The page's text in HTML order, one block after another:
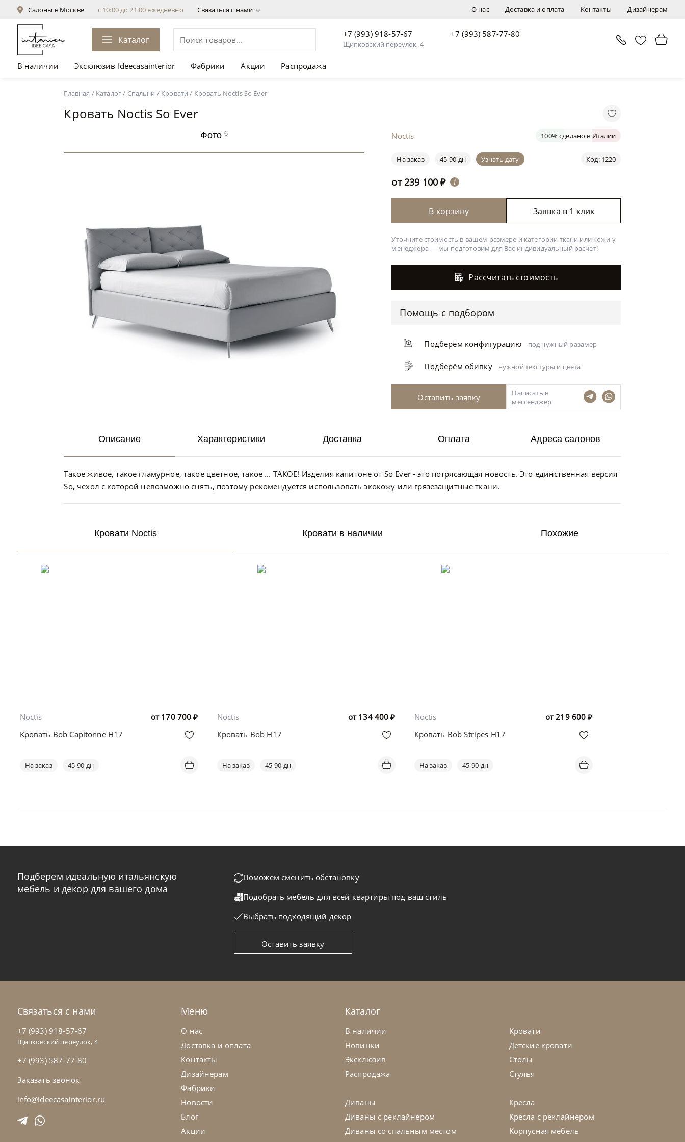
О нас Доставка и оплата Контакты Дизайнерам
Салоны в Москве с 10:00 до 21:00 ежедневно Связаться с нами
Каталог
+7 (993) 918-57-67
Щипковский переулок, 4
+7 (993) 587-77-80
В наличии Эксклюзив Ideecasainterior Фабрики Акции Распродажа
Главная / Каталог/ Спальни / Кровати / Кровать Noctis So Ever
Кровать Noctis So Ever
Фото6 Noctis 100% сделано в Италии
Код: 1220
На заказ 45-90 дн Узнать дату
от239 100 ₽ i
В корзину Заявка в 1 клик
Уточните стоимость в вашем размере и категории ткани или кожи у
менеджера — мы подготовим для Вас индивидуальный расчет!
Рассчитать стоимость
Помощь с подбором
Подберём конфигурацию под нужный разамер
Подберём обивку нужной текстуры и цвета
Оставить заявку
Написать в
мессенджер
Описание
Такое живое, такое гламурное, такое цветное, такое ... ТАКОЕ! Изделия капитоне от So Ever - это потрясающая новость. Это единственная версия
So, чехол с которой невозможно снять, поэтому рекомендуется использовать экокожу или грязезащитные ткани.
Характеристики Доставка Оплата Адреса салонов
Кровати Noctis
от 170 700 ₽
Noctis
Кровать Bob Capitonne H17
На заказ 45-90 дн
от 134 400 ₽
Noctis
Кровать Bob H17
На заказ 45-90 дн
от219 600 ₽
Noctis
Кровать Bob Stripes H17
На заказ 45-90 дн
Кровати в наличии Похожие
Подберем идеальную итальянскую
мебель и декор для вашего дома
Поможем сменить обстановку
Подобрать мебель для всей квартиры под ваш стиль
Выбрать подходящий декор
Оставить заявку
Связаться с нами
+7 (993) 918-57-67
Щипковский переулок, 4
+7 (993) 587-77-80
Заказать звонок
info@ideecasainterior.ru
Меню
О нас
Доставка и оплата
Контакты
Дизайнерам
Фабрики
Новости
Блог
Акции
Каталог
В наличии
Новинки
Эксклюзив
Распродажа
Диваны
Диваны с реклайнером
Диваны со спальным местом
Кровати
Детские кровати
Столы
Стулья
Кресла
Кресла с реклайнером
Корпусная мебель